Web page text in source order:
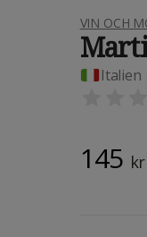
VIN OCH
Italien
145 kr